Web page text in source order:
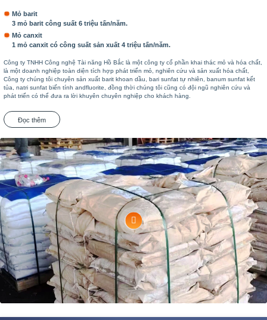
Mỏ barit
3 mỏ barit công suất 6 triệu tấn/năm.
Mỏ canxit
1 mỏ canxit có công suất sản xuất 4 triệu tấn/năm.
Công ty TNHH Công nghệ Tài năng Hồ Bắc là một công ty cổ phần khai thác mỏ và hóa chất,
là một doanh nghiệp toàn diện tích hợp phát triển mỏ, nghiên cứu và sản xuất hóa chất,
Công ty chúng tôi chuyên sản xuất barit khoan dầu, bari sunfat tự nhiên, banum sunfat kết
tủa, natri sunfat biến tính andfluorite, đồng thời chúng tôi cũng có đội ngũ nghiên cứu và
phát triển có thể đưa ra lời khuyên chuyên nghiệp cho khách hàng.
Đọc thêm